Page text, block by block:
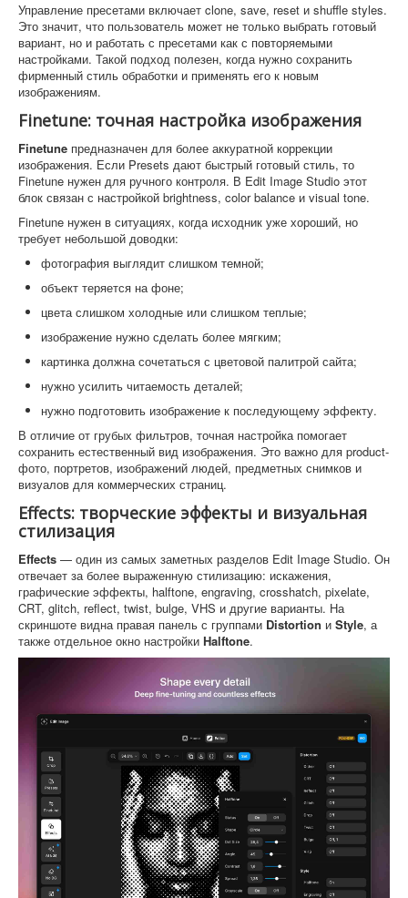
Управление пресетами включает clone, save, reset и shuffle styles.
Это значит, что пользователь может не только выбрать готовый
вариант, но и работать с пресетами как с повторяемыми
настройками. Такой подход полезен, когда нужно сохранить
фирменный стиль обработки и применять его к новым
изображениям.
Finetune: точная настройка изображения
Finetune предназначен для более аккуратной коррекции
изображения. Если Presets дают быстрый готовый стиль, то
Finetune нужен для ручного контроля. В Edit Image Studio этот
блок связан с настройкой brightness, color balance и visual tone.
Finetune нужен в ситуациях, когда исходник уже хороший, но
требует небольшой доводки:
фотография выглядит слишком темной;
объект теряется на фоне;
цвета слишком холодные или слишком теплые;
изображение нужно сделать более мягким;
картинка должна сочетаться с цветовой палитрой сайта;
нужно усилить читаемость деталей;
нужно подготовить изображение к последующему эффекту.
В отличие от грубых фильтров, точная настройка помогает
сохранить естественный вид изображения. Это важно для product-
фото, портретов, изображений людей, предметных снимков и
визуалов для коммерческих страниц.
Effects: творческие эффекты и визуальная
стилизация
Effects — один из самых заметных разделов Edit Image Studio. Он
отвечает за более выраженную стилизацию: искажения,
графические эффекты, halftone, engraving, crosshatch, pixelate,
CRT, glitch, reflect, twist, bulge, VHS и другие варианты. На
скриншоте видна правая панель с группами Distortion и Style, а
также отдельное окно настройки Halftone.